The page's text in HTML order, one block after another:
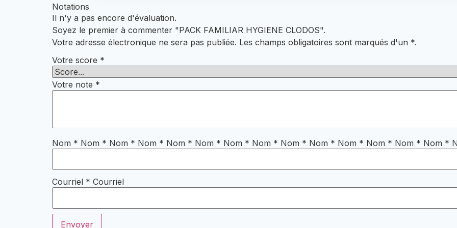
Notations
Il n'y a pas encore d'évaluation.
Soyez le premier à commenter "PACK FAMILIAR HYGIENE CLODOS".
Votre adresse électronique ne sera pas publiée. Les champs obligatoires sont marqués d'un *.
Votre score *
Votre note *
Nom * Nom * Nom * Nom * Nom * Nom * Nom * Nom * Nom * Nom * Nom * Nom * Nom * Nom *
Courriel * Courriel